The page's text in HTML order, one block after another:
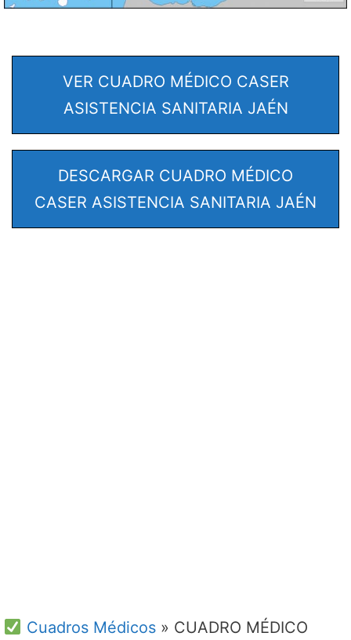
VER CUADRO MÉDICO CASER
ASISTENCIA SANITARIA JAÉN
DESCARGAR CUADRO MÉDICO
CASER ASISTENCIA SANITARIA JAÉN
Cuadros Médicos» CUADRO MÉDICO